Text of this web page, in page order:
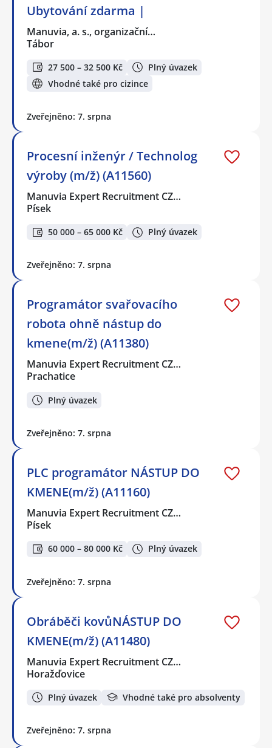
Ubytování zdarma |
Manuvia, a. s., organizační…
Tábor
27 500 – 32 500 Kč
Plný úvazek
Vhodné také pro cizince
Zveřejněno: 7. srpna
Procesní inženýr / Technolog
výroby (m/ž) (A11560)
Manuvia Expert Recruitment CZ…
Písek
50 000 – 65 000 Kč Plný úvazek
Zveřejněno: 7. srpna
Programátor svařovacího
robota ohně nástup do
kmene(m/ž) (A11380)
Manuvia Expert Recruitment CZ…
Prachatice
Plný úvazek
Zveřejněno: 7. srpna
PLC programátor NÁSTUP DO
KMENE(m/ž) (A11160)
Manuvia Expert Recruitment CZ…
Písek
60 000 – 80 000 Kč Plný úvazek
Zveřejněno: 7. srpna
Obráběči kovůNÁSTUP DO
KMENE(m/ž) (A11480)
Manuvia Expert Recruitment CZ…
Horažďovice
Plný úvazek Vhodné také pro absolventy
Zveřejněno: 7. srpna